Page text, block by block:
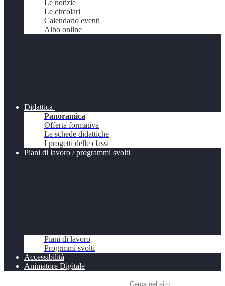
Le notizie
Le circolari
Calendario eventi
Albo online
Didattica
Panoramica
Offerta formativa
Le schede didattiche
I progetti delle classi
Piani di lavoro / programmi svolti
Piani di lavoro
Progrmmi svolti
Accessibilità
Animatore Digitale